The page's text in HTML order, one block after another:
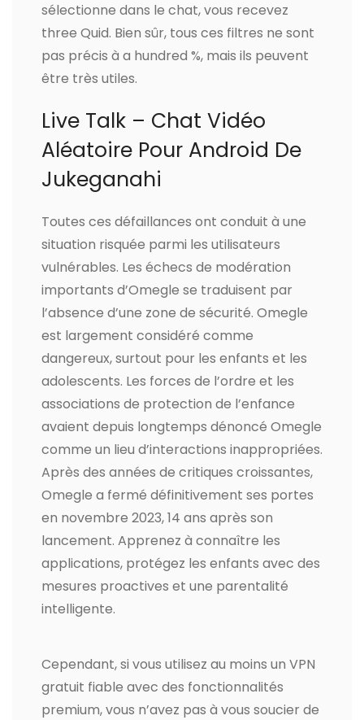
sélectionne dans le chat, vous recevez
three Quid. Bien sûr, tous ces filtres ne sont
pas précis à a hundred %, mais ils peuvent
être très utiles.
Live Talk – Chat Vidéo
Aléatoire Pour Android De
Jukeganahi
Toutes ces défaillances ont conduit à une
situation risquée parmi les utilisateurs
vulnérables. Les échecs de modération
importants d’Omegle se traduisent par
l’absence d’une zone de sécurité. Omegle
est largement considéré comme
dangereux, surtout pour les enfants et les
adolescents. Les forces de l’ordre et les
associations de protection de l’enfance
avaient depuis longtemps dénoncé Omegle
comme un lieu d’interactions inappropriées.
Après des années de critiques croissantes,
Omegle a fermé définitivement ses portes
en novembre 2023, 14 ans après son
lancement. Apprenez à connaître les
applications, protégez les enfants avec des
mesures proactives et une parentalité
intelligente.
Cependant, si vous utilisez au moins un VPN
gratuit fiable avec des fonctionnalités
premium, vous n’avez pas à vous soucier de